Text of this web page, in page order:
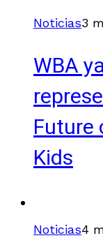
Noticias3
WBA
Future
Kids
Noticias4